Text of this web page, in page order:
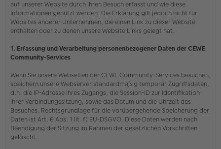
auf unserer Website durch Ihren Besuch erfasst und wie diese
Informationen genutzt werden. Die Erklärung gilt jedoch nicht für
Websites anderer Unternehmen, die einen Link zu dieser Website
enthalten oder zu denen unsere Website Links gelegt hat.
1. Erfassung und Verarbeitung personenbezogener Daten der CEWE
Community-Services
Wenn Sie unsere Webseiten der CEWE Community-Services besuchen,
speichern unsere Webserver standardmäßig temporär Zugriffsdaten,
d.h. die IP-Adresse Ihres Zugangs, die Session-ID zur Identifikation
Ihrer Verbindungssitzung, sowie das Datum und die Uhrzeit des
Besuches. Rechtsgrundlage für die vorübergehende Speicherung der
Daten ist Art. 6 Abs. 1 lit. f) EU-DSGVO. Diese Daten werden nach
Beendigung der Sitzung im Rahmen der gesetzlichen Vorschriften
gelöscht.